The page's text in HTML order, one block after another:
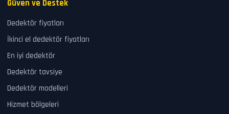
Güven ve Destek
Dedektör fiyatları
İkinci el dedektör fiyatları
En iyi dedektör
Dedektör tavsiye
Dedektör modelleri
Hizmet bölgeleri